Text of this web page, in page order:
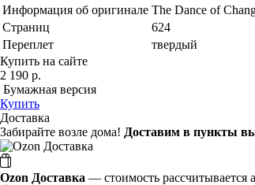
Информация об оригинале The Dance of
Страниц
624
Переплет
твердый
Купить на сайте
2 190 р.
Бумажная версия
Купить
Доставка
Забирайте возле дома! Доставим в пункты
Ozon Доставка — стоимость рассчитывается